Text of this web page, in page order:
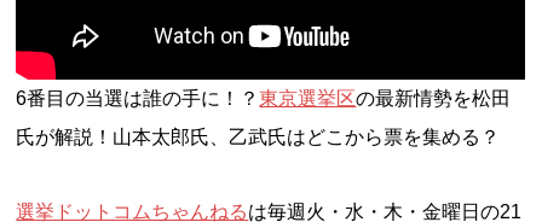
6番目の当選は誰の手に！？東京選挙区の最新情勢を松田
氏が解説！山本太郎氏、乙武氏はどこから票を集める？
選挙ドットコムちゃんねるは毎週火・水・木・金曜日の21